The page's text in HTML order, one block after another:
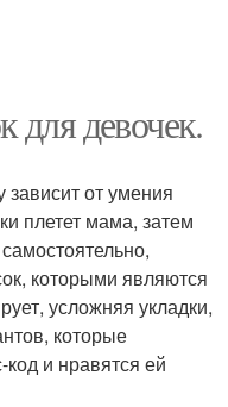
для девочек.
от умения
плетет мама, затем
которыми являются
усложняя укладки,
которые
и нравятся ей